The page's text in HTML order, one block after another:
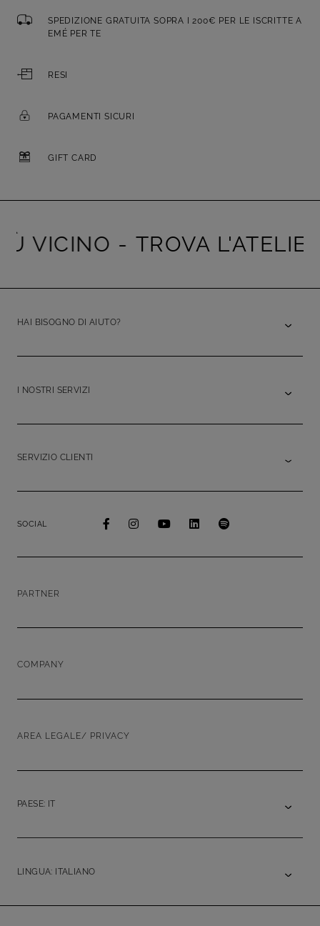
SPEDIZIONE GRATUITA SOPRA I 200€ PER LE ISCRITTE A
EMÉ PER TE
RESI
PAGAMENTI SICURI
GIFT CARD
- TROVA L'ATELIER
HAI BISOGNO DI AIUTO?
I NOSTRI SERVIZI
SERVIZIO CLIENTI
SOCIAL
PARTNER
COMPANY
AREA LEGALE/ PRIVACY
PAESE: IT
LINGUA: ITALIANO